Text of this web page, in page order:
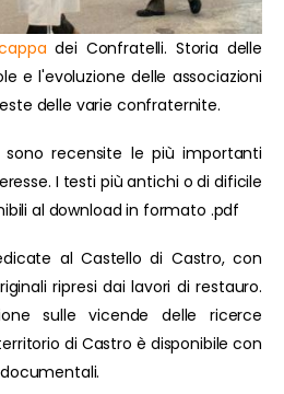
dei Confratelli. Storia delle
e l'evoluzione delle associazioni
delle varie confraternite.
sono recensite le più importanti
I testi più antichi o di dificile
al download in formato .pdf
al Castello di Castro, con
ripresi dai lavori di restauro.
sulle vicende delle ricerce
di Castro è disponibile con